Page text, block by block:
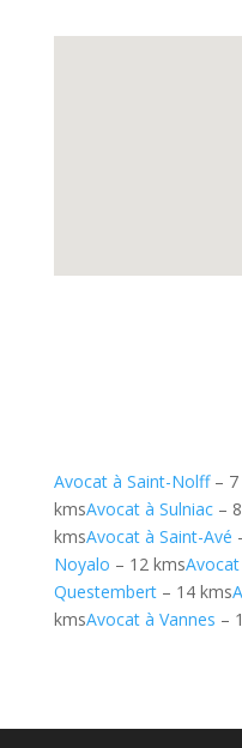
Avocat à Saint-Nolff– 7
kmsAvocat à Sulniac–
kmsAvocat à Saint-Avé
Noyalo – 12 kms
Questembert– 14 kms
kmsAvocat à Vannes –